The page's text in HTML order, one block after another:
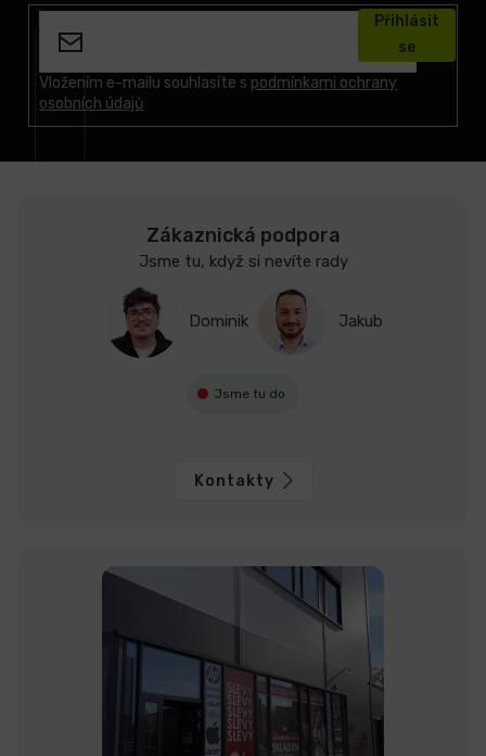
Vložením e-mailu souhlasíte s podmínkami ochrany
osobních údajů
Přihlásit
se
Zákaznická podpora
Jsme tu, když si nevíte rady
Dominik Jakub
Jsme tu do
Kontakty